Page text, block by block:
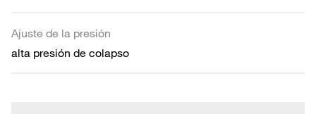
Ajuste de la presión
alta presión de colapso